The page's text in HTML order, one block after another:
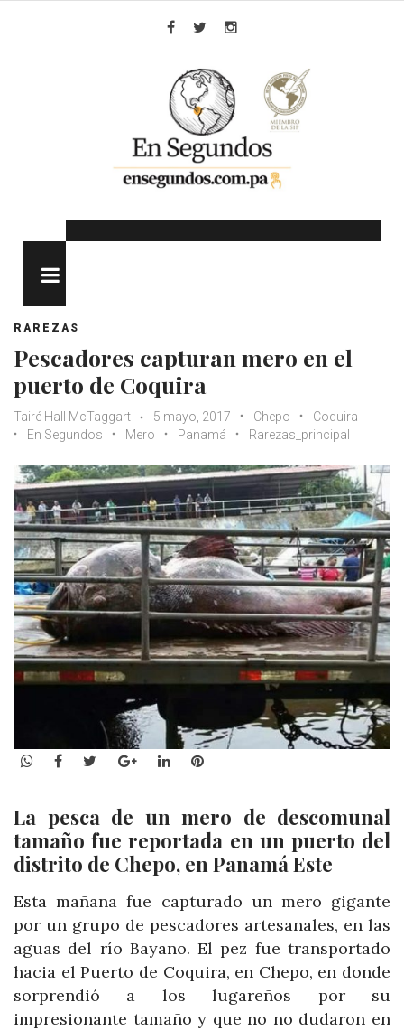
RAREZAS
Pescadores capturan mero en el
puerto de Coquira
Tairé Hall McTaggart 5 mayo, 2017 Chepo
Coquira
En Segundos
Mero Panamá Rarezas_principal
WhatsApp
Facebook
TwitterGoogle+LinkedInPinterest
La pesca de un mero de descomunal
tamaño fue reportada en un puerto del
distrito de Chepo, en Panamá Este
Esta mañana fue capturado un mero gigante
por un grupo de pescadores artesanales, en las
aguas del río Bayano. El pez fue transportado
hacia el Puerto de Coquira, en Chepo, en donde
sorprendió a los lugareños por su
impresionante tamaño y que no no dudaron en